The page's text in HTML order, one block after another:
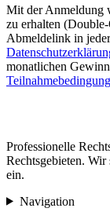
Mit der Anmeldung
zu erhalten
Abmeldelink in
monatlichen
Professionelle
Rechtsgebieten. Wir
ein.
Navigation